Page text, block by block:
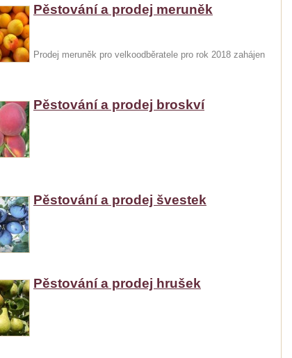
Pěstování a prodej meruněk
Prodej meruněk pro velkoodběratele pro rok 2018 zahájen
Pěstování a prodej broskví
Pěstování a prodej švestek
Pěstování a prodej hrušek